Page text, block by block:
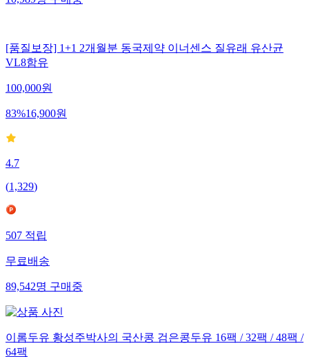
[품질보장] 1+1 2개월분 동국제약 이너센스 질유래 유산균
VL8함유
100,000원
83%16,900원
4.7
(1,329)
507 적립
무료배송
89,542명 구매중
이롬두유 황성주박사의 국산콩 검은콩두유 16팩 / 32팩 / 48팩 /
64팩